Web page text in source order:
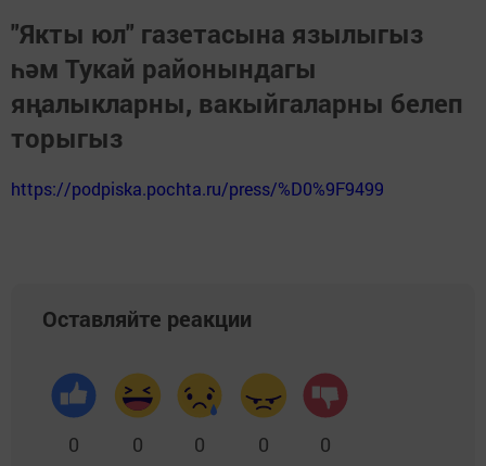
"Якты юл" газетасына язылыгыз
һәм Тукай районындагы
яңалыкларны, вакыйгаларны белеп
торыгыз
https://podpiska.pochta.ru/press/%D0%9F9499
Оставляйте реакции
0 0 0 0 0